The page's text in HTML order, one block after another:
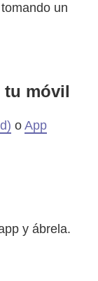
un
tu móvil
o App
y ábrela.